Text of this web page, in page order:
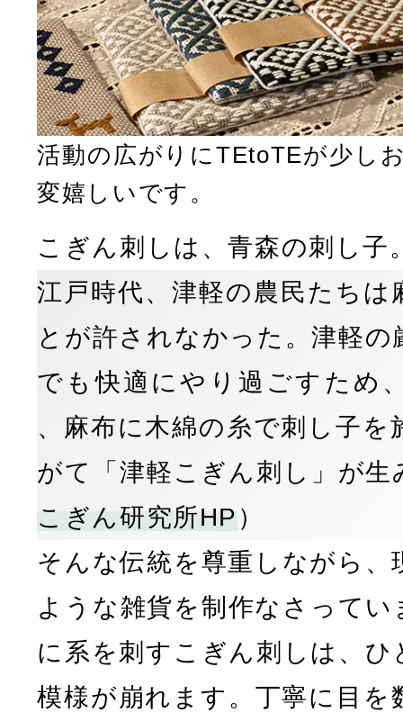
活動の広がりにTEtoTEが少し
変嬉しいです。
こぎん刺しは、青森の刺し子
江戸時代、津軽の農民たちは
とが許されなかった。津軽
でも快適にやり過ごすため
、麻布に木綿の糸で刺し子
がて「津軽こぎん刺し」が生
こぎん研究所HP）
そんな伝統を尊重しながら
ような雑貨を制作なさって
に系を刺すこぎん刺しは、
模様が崩れます。丁寧に目を